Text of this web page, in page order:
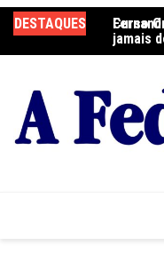
para
o
DESTAQUES
jamais
Curso